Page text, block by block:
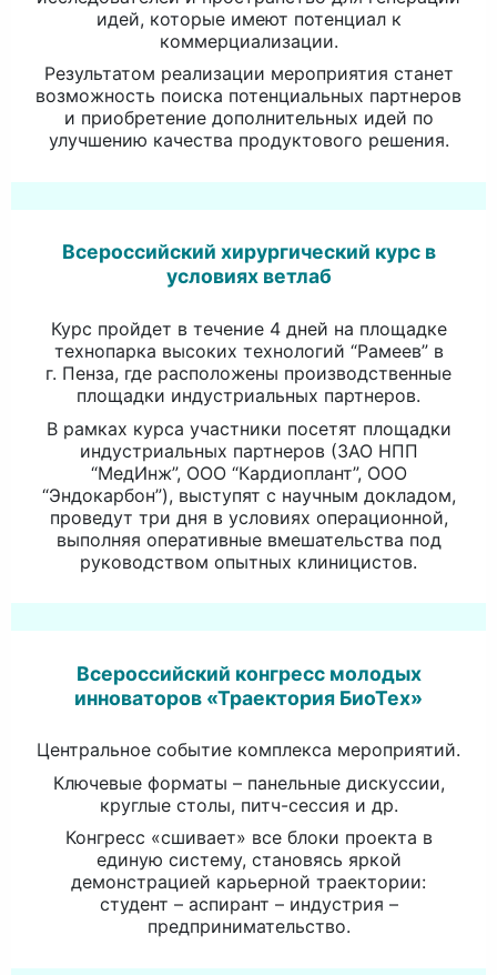
идей, которые имеют потенциал к
коммерциализации.
Результатом реализации мероприятия станет
возможность поиска потенциальных партнеров
и приобретение дополнительных идей по
улучшению качества продуктового решения.
Всероссийский хирургический курс в
условиях ветлаб
Курс пройдет в течение 4 дней на площадке
технопарка высоких технологий “Рамеев” в
г. Пенза, где расположены производственные
площадки индустриальных партнеров.
В рамках курса участники посетят площадки
индустриальных партнеров (ЗАО НПП
“МедИнж”, ООО “Кардиоплант”, ООО
“Эндокарбон”), выступят с научным докладом,
проведут три дня в условиях операционной,
выполняя оперативные вмешательства под
руководством опытных клиницистов.
Всероссийский конгресс молодых
инноваторов «Траектория БиоТех»
Центральное событие комплекса мероприятий.
Ключевые форматы – панельные дискуссии,
круглые столы, питч-сессия и др.
Конгресс «сшивает» все блоки проекта в
единую систему, становясь яркой
демонстрацией карьерной траектории:
студент – аспирант – индустрия –
предпринимательство.